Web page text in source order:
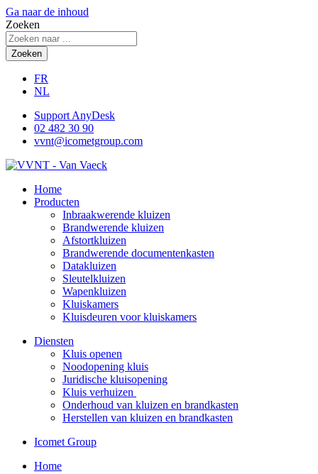
Ga naar de inhoud
Zoeken
Zoeken
FR
NL
Support AnyDesk
02 482 30 90
vvnt@icometgroup.com
Home
Producten
Inbraakwerende kluizen
Brandwerende kluizen
Afstortkluizen
Brandwerende documentenkasten
Datakluizen
Sleutelkluizen
Wapenkluizen
Kluiskamers
Kluisdeuren voor kluiskamers
Diensten
Kluis openen
Noodopening kluis
Juridische kluisopening
Kluis verhuizen
Onderhoud van kluizen en brandkasten
Herstellen van kluizen en brandkasten
Icomet Group
Home